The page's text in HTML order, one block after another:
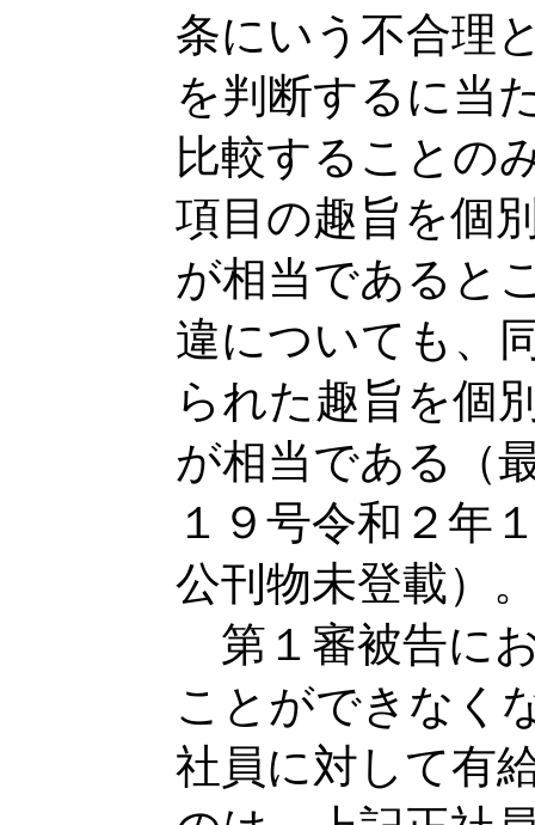
条にいう不合理
を判断するに当
比較することの
項目の趣旨を個
が相当であると
違についても、
られた趣旨を個
が相当である（
１９号令和２年
公刊物未登載）
第１審被告に
ことができなく
社員に対して有